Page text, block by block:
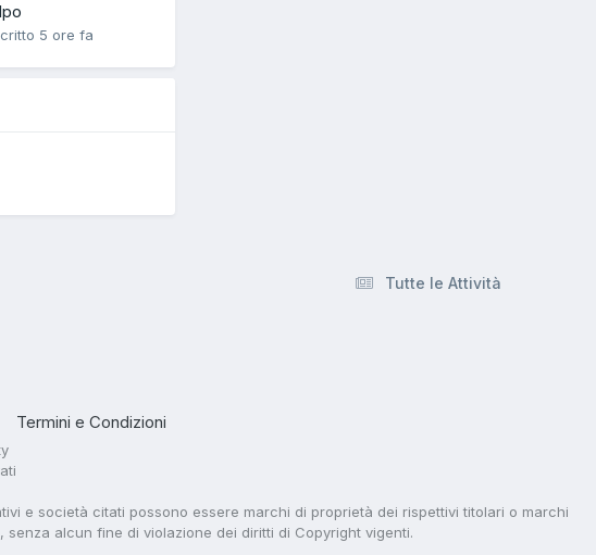
5 ore fa
Tutte le Attività
Termini e Condizioni
e società citati possono essere marchi di proprietà dei rispettivi titolari o marchi
alcun fine di violazione dei diritti di Copyright vigenti.